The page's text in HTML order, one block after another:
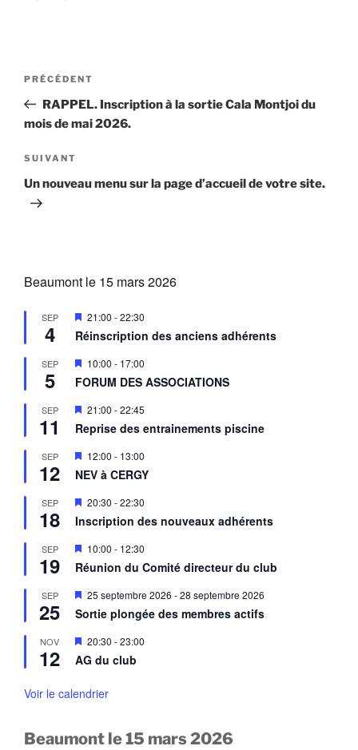
Navigation
l’article
Article
précédent
PRÉCÉDENT
RAPPEL. Inscription à la sortie Cala Montjoi du
mois de mai 2026.
Article
suivant
SUIVANT
Un nouveau menu sur la page d’accueil de votre site.
Beaumont le 15 mars 2026
SEP
4
M
i
s
n
a
a
n
t
21:00 -22:30
Réinscription des anciens adhérents
SEP
5
M
i
s
n
a
v
a
n
t
10:00 - 17:00
FORUM DES ASSOCIATIONS
SEP
11
M
s
n
a
a
n
t
21:00 -22:45
Reprise des entrainements piscine
SEP
12
M
i
s
n
a
a
n
t
12:00 - 13:00
NEV à CERGY
SEP
18
M
s
n
a
a
n
t
20:30 -22:30
Inscription des nouveaux adhérents
SEP
19
M
i
s
n
a
a
n
t
10:00 - 12:30
Réunion du Comité directeur du club
SEP
25
M
s
n
a
n
25 septembre 2026 -28 septembre 2026
Sortie plongée des membres actifs
NOV
12
M
i
s
n
n
20:30 -23:00
AG du club
Voir le calendrier
Beaumont le 15 mars 2026